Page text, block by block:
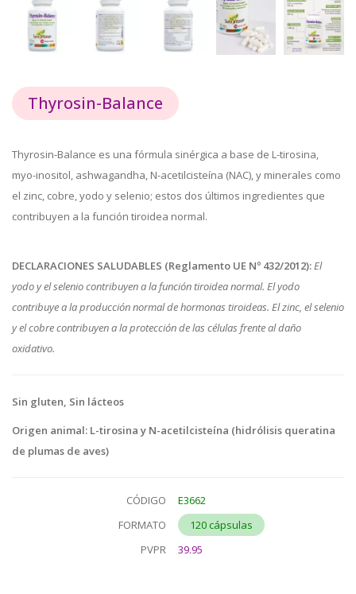
Thyrosin-Balance
Thyrosin-Balance es una fórmula sinérgica a base de L-tirosina,
myo-inositol, ashwagandha, N-acetilcisteína (NAC), y minerales como
el zinc, cobre, yodo y selenio; estos dos últimos ingredientes que
contribuyen a la función tiroidea normal.
DECLARACIONES SALUDABLES (Reglamento UE Nº 432/2012): El
yodo y el selenio contribuyen a la función tiroidea normal. El yodo
contribuye a la producción normal de hormonas tiroideas. El zinc, el selenio
y el cobre contribuyen a la protección de las células frente al daño
oxidativo.
Sin gluten, Sin lácteos
Origen animal: L-tirosina y N-acetilcisteína (hidrólisis queratina
de plumas de aves)
CÓDIGO
E3662
FORMATO
120 cápsulas
PVPR
39.95